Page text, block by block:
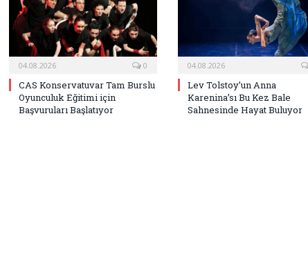
04.08.2026 0
CAS Konservatuvar Tam Burslu
Oyunculuk Eğitimi için
Başvuruları Başlatıyor
04.08.2026
Lev Tolstoy’un Anna
Karenina’sı Bu Kez Bale
Sahnesinde Hayat Buluyor